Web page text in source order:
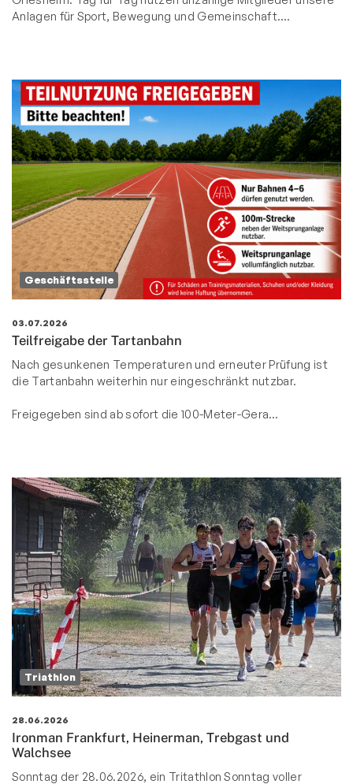
Anlagen für Sport, Bewegung und Gemeinschaft.…
Geschäftsstelle
03.07.2026
Teilfreigabe der Tartanbahn
Nach gesunkenen Temperaturen und erneuter Prüfung ist
die Tartanbahn weiterhin nur eingeschränkt nutzbar.
Freigegeben sind ab sofort die 100-Meter-Gera…
Triathlon
28.06.2026
Ironman Frankfurt, Heinerman, Trebgast und
Walchsee
Sonntag der 28.06.2026, ein Tritathlon Sonntag voller